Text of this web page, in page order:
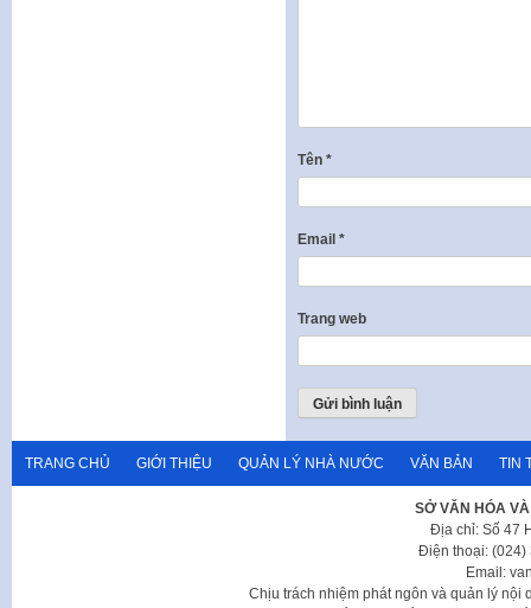
Tên *
Email *
Trang web
TRANG CHỦ GIỚI THIỆU QUẢN LÝ NHÀ NƯỚC VĂN BẢN TIN
SỞ VĂN HÓA
Địa chỉ: Số 47
Điện thoại: (024)
Email:
Chịu trách nhiệm phát ngôn và quản lý nội